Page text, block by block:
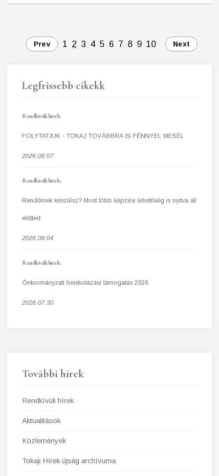
Prev 1 2 3 4 5 6 7 8 9 10 Next
Legfrissebb cikekk
Rendkívüli hírek:
FOLYTATJUK - TOKAJ TOVÁBBRA IS FÉNNYEL MESÉL
2026.08.07.
Rendkívüli hírek:
Rendőrnek készülsz? Most több képzési lehetőség is nyitva áll
előtted
2026.08.04.
Rendkívüli hírek:
Önkormányzati beiskolázási támogatás 2026
2026.07.30.
További hírek
Rendkívüli hírek
Aktualitások
Közlemények
Tokaji Hírek újság archívuma